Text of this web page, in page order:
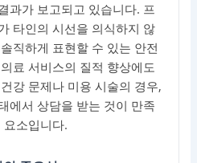
과가 보고되고 있습니다. 프
타인의 시선을 의식하지 않
직하게 표현할 수 있는 안전
료 서비스의 질적 향상에도
강 문제나 미용 시술의 경우,
에서 상담을 받는 것이 만족
요소입니다.